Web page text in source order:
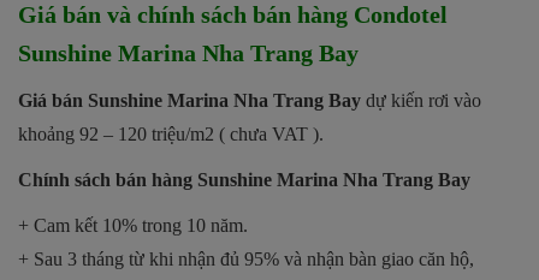
Giá bán và chính sách bán hàng Condotel
Sunshine Marina Nha Trang Bay
Giá bán Sunshine Marina Nha Trang Bay dự kiến rơi vào
khoảng 92 – 120 triệu/m2 ( chưa VAT ).
Chính sách bán hàng Sunshine Marina Nha Trang Bay
+ Cam kết 10% trong 10 năm.
+ Sau 3 tháng từ khi nhận đủ 95% và nhận bàn giao căn hộ,